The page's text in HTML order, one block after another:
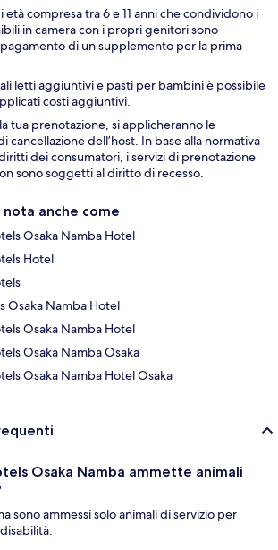
età compresa tra 6 e 11 anni che condividono i
in camera con i propri genitori sono
di un supplemento per la prima
letti aggiuntivi e pasti per bambini è possibile
costi aggiuntivi.
tua prenotazione, si applicheranno le
cancellazione dell’host. In base alla normativa
diritti dei consumatori, i servizi di prenotazione
sono soggetti al diritto di recesso.
anche come
Osaka Namba Hotel
Hotel
Osaka Namba Hotel
Osaka Namba Hotel
Osaka Namba Osaka
Osaka Namba Hotel Osaka
Osaka Namba ammette animali
sono ammessi solo animali di servizio per